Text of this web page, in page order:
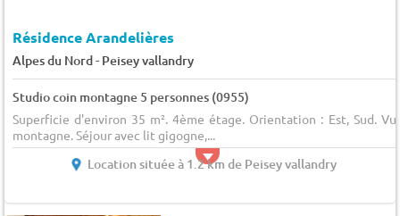
Résidence Arandelières
Alpes du Nord- Peisey vallandry
Studio coin montagne 5 personnes (0955)
Superficie d'environ 35 m². 4ème étage. Orientation : Est, Sud.
montagne. Séjour avec lit gigogne,...
Location située à 1.2 km de Peisey vallandry